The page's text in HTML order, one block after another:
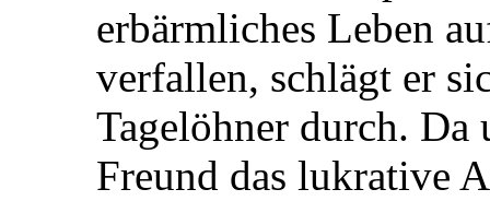
erbärmliches Leben
verfallen, schlägt er
Tagelöhner durch.
Freund das lukrative